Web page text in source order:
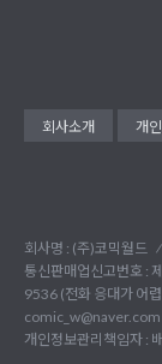
회사소개 개
회사명 : (주)코믹월드
통신판매업신고번호 :
9536 (전화 응대가 어
comic_w@naver.com
개인정보관리책임자 :